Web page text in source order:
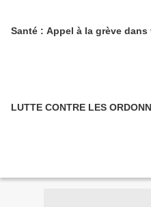
Santé : Appel à la grève
LUTTE CONTRE LES